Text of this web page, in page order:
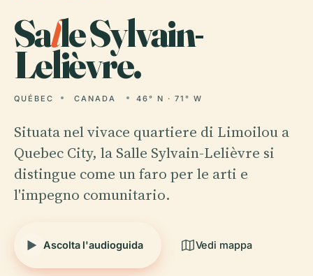
Salle Sylvain-
Lelièvre.
QUÉBEC CANADA 46° N · 71° W
Situata nel vivace quartiere di Limoilou a
Quebec City, la Salle Sylvain-Lelièvre si
distingue come un faro per le arti e
l'impegno comunitario.
Ascolta l'audioguida Vedi mappa